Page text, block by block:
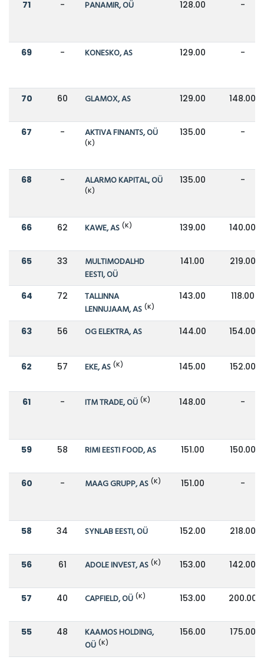
71 - PANAMIR, OÜ 128.00 -
69 - KONESKO, AS 129.00 -
70 60 GLAMOX, AS 129.00 148.00
67 - AKTIVA FINANTS, OÜ
(K)
135.00 -
68 - ALARMO KAPITAL, OÜ
(K)
135.00 -
66 62 KAWE, AS (K) 139.00 140.00
65 33
MULTIMODALHD
EESTI, OÜ
141.00 219.00
64 72
TALLINNA
LENNUJAAM, AS (K)
143.00 118.00
63 56 OG ELEKTRA, AS 144.00 154.00
62 57 EKE, AS (K) 145.00 152.00
61 - ITM TRADE, OÜ (K) 148.00 -
59 58 RIMI EESTI FOOD, AS 151.00 150.00
60 - MAAG GRUPP, AS (K) 151.00 -
58 34 SYNLAB EESTI, OÜ 152.00 218.00
56 61 ADOLE INVEST, AS (K) 153.00 142.00
57 40 CAPFIELD, OÜ (K) 153.00 200.00
55 48
KAAMOS HOLDING,
OÜ (K)
156.00 175.00